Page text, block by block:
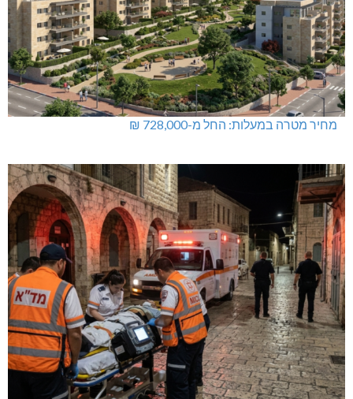
מחיר מטרה במעלות: החל מ-728,000 ₪